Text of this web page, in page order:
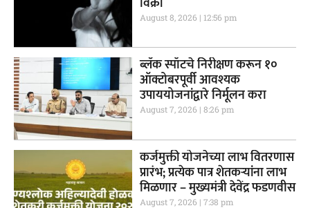
August 8, 2026 12:56 pm
ब्लॅक स्पॉटचे निरीक्षण करून १०
ऑक्टोबरपूर्वी आवश्यक
उपाययोजनांद्वारे निर्मूलन करा
August 7, 2026 8:26 pm
कर्जमुक्ती योजनेच्या लाभ वितरणास
प्रारंभ; प्रत्येक पात्र शेतकऱ्यांना लाभ
मिळणार – मुख्यमंत्री देवेंद्र फडणवीस
August 7, 2026 7:38 pm